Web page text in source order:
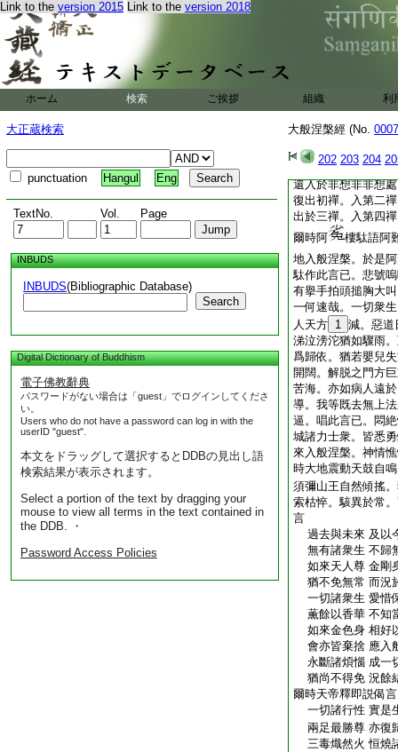
Link to the version 2015 Link to the version 2018
ホーム 検索 ご挨拶 組織 利
大正蔵検索
punctuation Hangul Eng
TextNo. Vol. Page
INBUDS
INBUDS(Bibliographic Database)
Search
Digital Dictionary of Buddhism
電子佛教辭典
パスワードがない場合は「guest」でログインしてくださ
い。
Users who do not have a password can log in with the
userID "guest".
本文をドラッグして選択するとDDBの見出し語
検索結果が表示されます。
Select a portion of the text by dragging your
mouse to view all terms in the text contained in
the DDB. ・
Password Access Policies
大般涅槃經 (No.
202 203 204
如來即便普告之言
行性相。皆悉如是
於初禪。入第二禪
於三禪。入第四禪
想處。入滅盡定。
言。身體肢節不復
世尊今已入般涅槃
言。如來即時。未
正是入於滅盡定耳
還入於非想非非想
復出初禪。入第二
出於三禪。入第四
爾時阿
樓駄語阿
地入般涅槃。於是
駄作此言已。悲號
有擧手拍頭搥胸大
一何速哉。一切衆
人天方 1 減。惡道
涕泣滂沱猶如驟雨
爲歸依。猶若嬰兒
開闊。解脱之門方
苦海。亦如病人遠
導。我等既去無上
逼。唱此言已。悶
城諸力士衆。皆悉
來入般涅槃。神情
時大地震動天鼓自
須彌山王自然傾搖
索枯悴。駭異於常
言
過去與未來 及以
無有諸衆生 不歸
如來天人尊 金剛
猶不免無常 而況
一切諸衆生 愛惜
薫餘以香華 不知
如來金色身 相好
會亦皆棄捨 應入
永斷諸煩惱 成一
猶尚不得免 況餘
爾時天帝釋即説偈言
一切諸行性 實是
兩足最勝尊 亦復
三毒熾然火 恒燒